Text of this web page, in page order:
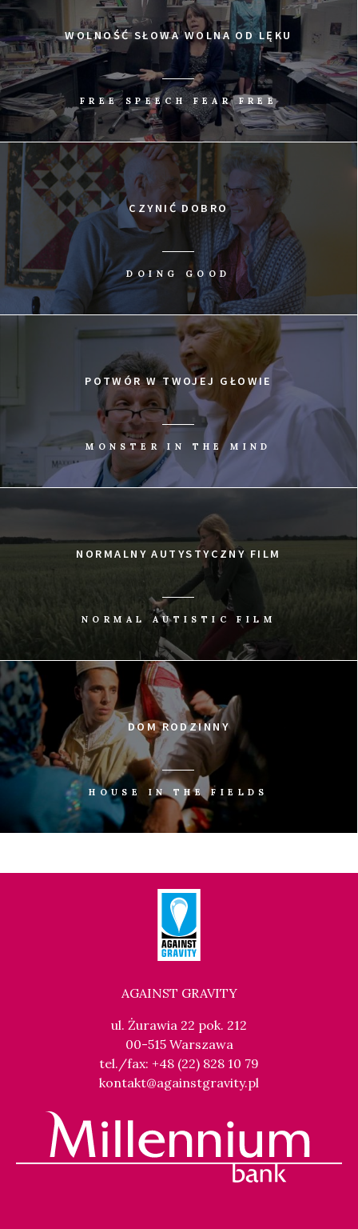
WOLNOŚĆ SŁOWA WOLNA OD LĘKU
FREE SPEECH FEAR FREE
CZYNIĆ DOBRO
DOING GOOD
POTWÓR W TWOJEJ GŁOWIE
MONSTER IN THE MIND
NORMALNY AUTYSTYCZNY FILM
NORMAL AUTISTIC FILM
DOM RODZINNY
HOUSE IN THE FIELDS
AGAINST GRAVITY
ul. Żurawia 22 pok. 212
00-515 Warszawa
tel./fax: +48 (22) 828 10 79
kontakt@againstgravity.pl